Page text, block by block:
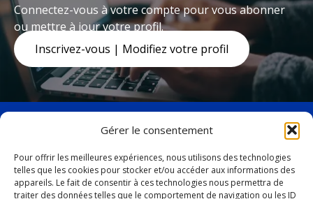
Gérer le consentement
Pour offrir les meilleures expériences, nous utilisons des technologies
telles que les cookies pour stocker et/ou accéder aux informations des
appareils. Le fait de consentir à ces technologies nous permettra de
traiter des données telles que le comportement de navigation ou les ID
Connectez-vous à votre compte pour vous abonner
ou mettre à jour votre profil.
Inscrivez-vous | Modifiez votre profil
facebook
twitter
19, avenue Marquette,